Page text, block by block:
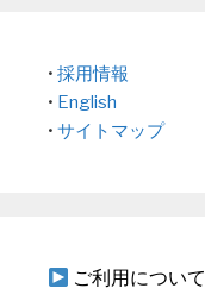
• 採用情報
• English
• サイトマップ
ご利用について